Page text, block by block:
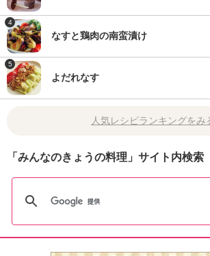
4
なすと鶏肉の南蛮漬け
5
よだれなす
人気レシピランキングをみ
「みんなのきょうの料理」サイト内検索